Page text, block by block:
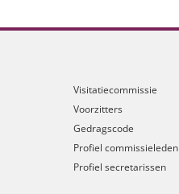
Visitatiecommissie
Voorzitters
Gedragscode
Profiel commissieleden
Profiel secretarissen